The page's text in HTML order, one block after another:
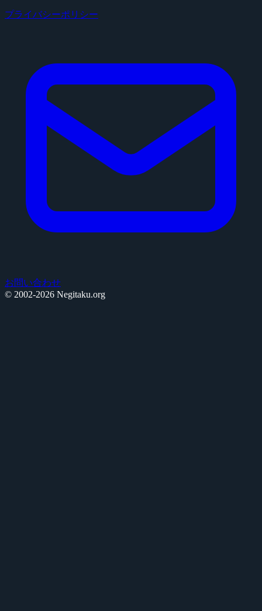
プライバシーポリシー
お問い合わせ
© 2002-2026 Negitaku.org